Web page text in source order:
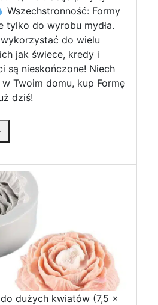
Wszechstronność: Formy
tylko do wyrobu mydła.
do wielu
jak świece, kredy i
są nieskończone! Niech
Twoim domu, kup Formę
dziś!
dużych kwiatów (7,5 x